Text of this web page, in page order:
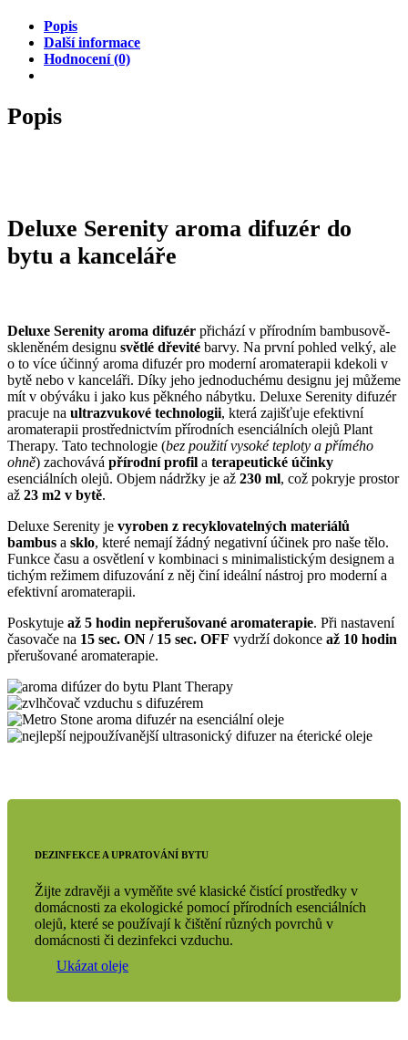
Popis
Další informace
Hodnocení (0)
Popis
Deluxe Serenity aroma difuzér do
bytu a kanceláře
Deluxe Serenity aroma difuzér přichází v přírodním bambusově-
skleněném designu světlé dřevité barvy. Na první pohled velký, ale
o to více účinný aroma difuzér pro moderní aromaterapii kdekoli v
bytě nebo v kanceláři. Díky jeho jednoduchému designu jej můžeme
mít v obýváku i jako kus pěkného nábytku. Deluxe Serenity difuzér
pracuje na ultrazvukové technologii, která zajišťuje efektivní
aromaterapii prostřednictvím přírodních esenciálních olejů Plant
Therapy. Tato technologie (bez použití vysoké teploty a přímého
ohně) zachovává přírodní profil a terapeutické účinky
esenciálních olejů. Objem nádržky je až 230 ml, což pokryje prostor
až 23 m2 v bytě.
Deluxe Serenity je vyroben z recyklovatelných materiálů
bambus a sklo, které nemají žádný negativní účinek pro naše tělo.
Funkce času a osvětlení v kombinaci s minimalistickým designem a
tichým režimem difuzování z něj činí ideální nástroj pro moderní a
efektivní aromaterapii.
Poskytuje až 5 hodin nepřerušované aromaterapie. Při nastavení
časovače na 15 sec. ON / 15 sec. OFF vydrží dokonce až 10 hodin
přerušované aromaterapie.
DEZINFEKCE A UPRATOVÁNÍ BYTU
Žijte zdravěji a vyměňte své klasické čistící prostředky v
domácnosti za ekologické pomocí přírodních esenciálních
olejů, které se používají k čištění různých povrchů v
domácnosti či dezinfekci vzduchu.
Ukázat oleje